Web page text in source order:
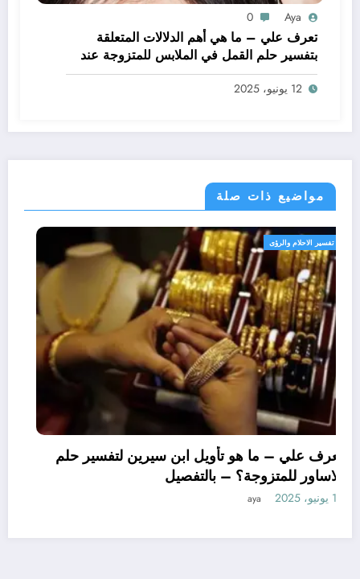
Aya
0
تعرف علي – ما هي أهم الدلالات المتعلقة
بتفسير حلم القمل في الملابس للمتزوجة عند
ابن سيرين؟ – بالتفصيل
12 يونيو، 2025
مواضيع ذات صلة
تفسير الاحلام والرؤى
تعرف علي – ما هو تأويل ابن سيرين لتفسير حلم
الاساور للمتزوجة؟ – بالتفصيل
10 يونيو، 2025 aya